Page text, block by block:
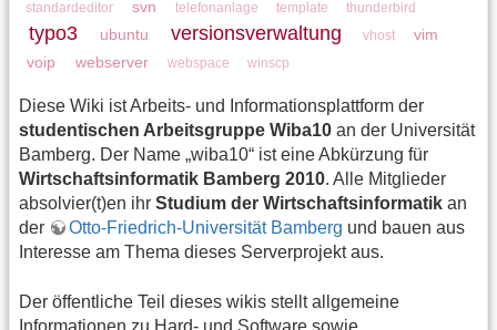
standardeditor svn telefonanlage template thunderbird
typo3 ubuntu versionsverwaltung vhost
vim
voip
webserver webspace winscp
Diese Wiki ist Arbeits- und Informationsplattform der
studentischen Arbeitsgruppe Wiba10 an der Universität
Bamberg. Der Name „wiba10“ ist eine Abkürzung für
Wirtschaftsinformatik Bamberg 2010. Alle Mitglieder
absolvier(t)en ihr Studium der Wirtschaftsinformatik an
der
Otto-Friedrich-Universität Bamberg und bauen aus
Interesse am Thema dieses Serverprojekt aus.
Der öffentliche Teil dieses wikis stellt allgemeine
Informationen zu Hard- und Software sowie